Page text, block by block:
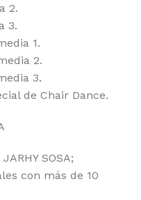
2.
3.
1.
2.
3.
de Chair Dance.
SOSA;
con más de 10